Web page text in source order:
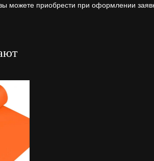
можете приобрести при оформлении